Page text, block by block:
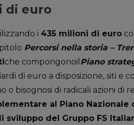
di euro
i 435 milioni di euro
Percorsi nella storia –
che compongonoil Piano
di euro a disposizione, siti e
bisognosi di radicali azioni di
al Piano Nazionale
sviluppo del Gruppo FS